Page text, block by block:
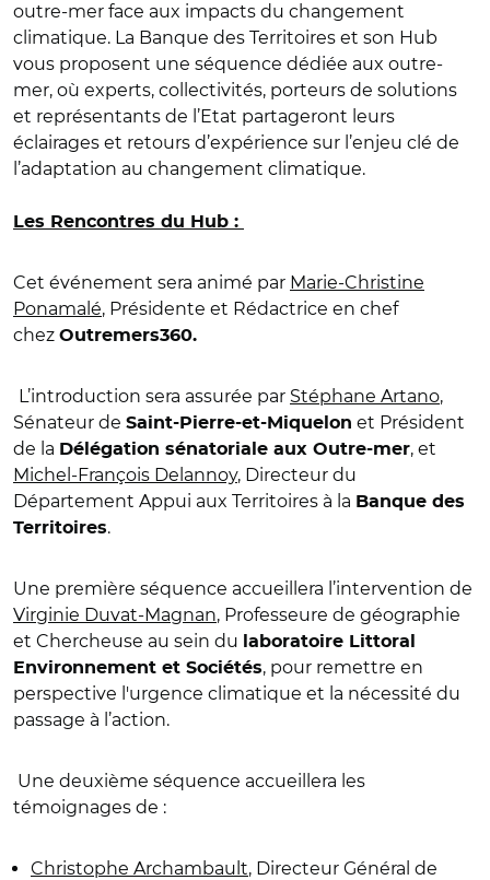
outre-mer face aux impacts du changement
climatique. La Banque des Territoires et son Hub
vous proposent une séquence dédiée aux outre-
mer, où experts, collectivités, porteurs de solutions
et représentants de l’Etat partageront leurs
éclairages et retours d’expérience sur l’enjeu clé de
l’adaptation au changement climatique.
Les Rencontres du Hub :
Cet événement sera animé par Marie-Christine
Ponamalé, Présidente et Rédactrice en chef
chez Outremers360.
L’introduction sera assurée par Stéphane Artano,
Sénateur de Saint-Pierre-et-Miquelon et Président
de la Délégation sénatoriale aux Outre-mer, et
Michel-François Delannoy, Directeur du
Département Appui aux Territoires à la Banque des
Territoires.
Une première séquence accueillera l’intervention de
Virginie Duvat-Magnan, Professeure de géographie
et Chercheuse au sein du
laboratoire Littoral
Environnement et Sociétés, pour remettre en
perspective l'urgence climatique et la nécessité du
passage à l’action.
Une deuxième séquence accueillera les
témoignages de :
Christophe Archambault, Directeur Général de